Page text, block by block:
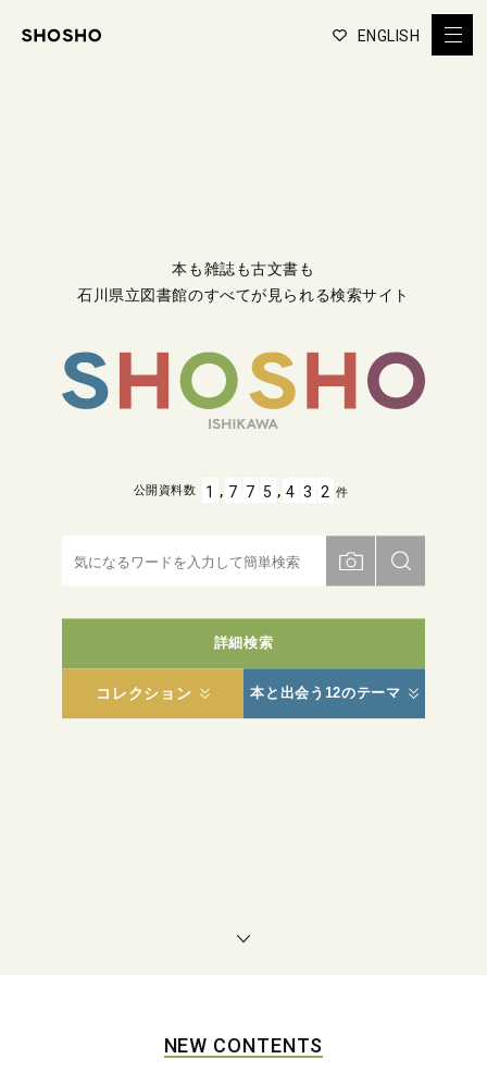
ENGLISH
本も雑誌も古文書も
石川県立図書館のすべてが見られる検索サイト
詳細検索
コレクション 本と出会う12のテーマ
公開資料数 1 , 7 7 5 , 4 3 2 件
NEW CONTENTS